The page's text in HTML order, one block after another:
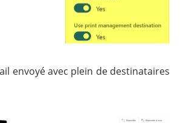
envoyé avec plein de destinataires